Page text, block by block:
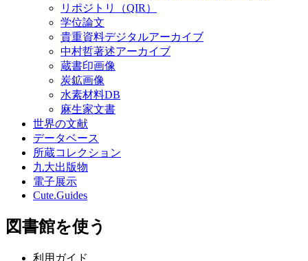
リポジトリ（QIR）
学位論文
貴重資料デジタルアーカイブ
中村哲著述アーカイブ
蔵書印画像
炭鉱画像
水素材料DB
麻生家文書
世界の文献
データベース
所蔵コレクション
九大出版物
電子展示
Cute.Guides
図書館を使う
利用ガイド